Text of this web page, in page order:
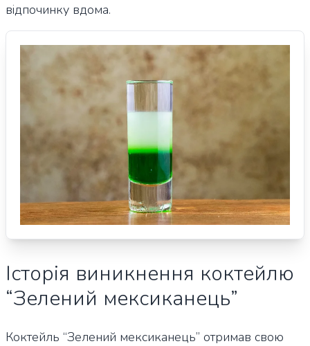
відпочинку вдома.
Історія виникнення коктейлю
“Зелений мексиканець”
Коктейль “Зелений мексиканець” отримав свою